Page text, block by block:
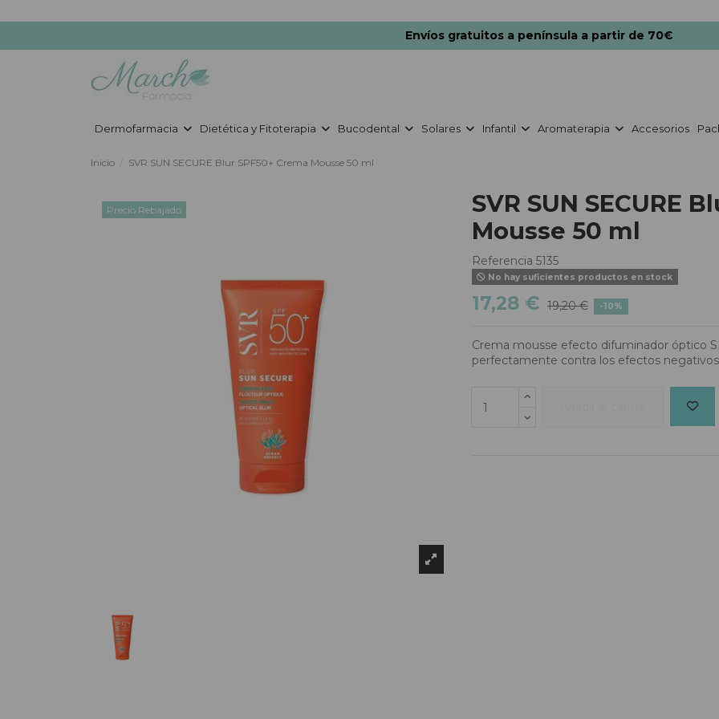
Envíos gratuitos a península a partir de 70€
Dermofarmacia Dietética y Fitoterapia Bucodental Solares Infantil Aromaterapia Accesorios
Inicio SVR SUN SECURE Blur SPF50+ Crema Mousse 50 ml
Precio Rebajado
SVR SUN SECURE
Mousse 50 ml
Referencia 5135
No hay suficientes productos en stock
17,28 € 19,20 € -10%
Crema mousse efecto difuminador óptico
perfectamente contra los efectos negativos